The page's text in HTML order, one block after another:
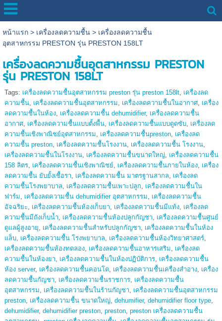
หน้าแรก> เครื่องลดความชื้น> เครื่องลดความชื้น
อุตสาหกรรม PRESTON รุ่น PRESTON 158LT
เครื่องลดความชื้นอุตสาหกรรม PRESTON
รุ่น PRESTON 158LT
Tags: เครื่องลดความชื้นอุตสาหกรรม preston รุ่น preston 158lt, เครื่องลด
ความชื้น, เครื่องลดความชื้นอุตสาหกรรม, เครื่องลดความชื้นในอากาศ, เครื่อง
ลดความชื้นในห้อง, เครื่องลดความชื้น dehumidifier, เครื่องลดความชื้น
อากาศ, เครื่องลดความชื้นแบบตั้งพื้น, เครื่องลดความชื้นแบบดูดซับ, เครื่องลด
ความชื้นเชิงพาณิชย์อุตสาหกรรม, เครื่องลดความชื้นpreston, เครื่องลด
ความชื้น preston, เครื่องลดความชื้นโรงงาน, เครื่องลดความชื้น โรงงาน,
เครื่องลดความชื้นในโรงงาน, เครื่องลดความชื้นขนาดใหญ่, เครื่องลดความชื้น
158 ลิตร, เครื่องลดความชื้นเชิงพาณิชย์, เครื่องลดความชื้นภายในห้อง, เครื่อง
ลดความชื้น ยับยั้งเชื้อรา, เครื่องลดความชื้น มาตรฐานสากล, เครื่องลด
ความชื้นโรงพยาบาล, เครื่องลดความชื้นเพาะปลูก, เครื่องลดความชื้นใน
ฟาร์ม, เครื่องลดความชื้น dehumidifier อุตสาหกรรม, เครื่องลดความชื้น
อัจฉริยะ, เครื่องลดความชื้นห้องเก็บยา, เครื่องลดความชื้นมีแท้ง, เครื่องลด
ความชื้นมีถังเก็บน้ำ, เครื่องลดความชื้นห้องปลูกกัญชา, เครื่องลดความชื้นศูนย์
ดูแลผู้สูงอายุ, เครื่องลดความชื้นสำหรับปลูกกัญชา, เครื่องลดความชื้นในห้อง
แล็บ, เครื่องลดความชื้น โรงพยาบาล, เครื่องลดความชื้นห้องวิทยาศาสตร์,
เครื่องลดความชื้นห้องทดลอง, เครื่องลดความชื้นอาหารเสริม, เครื่องลด
ความชื้นในห้องยา, เครื่องลดความชื้นในห้องปฏิบัติการ, เครื่องลดความชื้น
ห้อง server, เครื่องลดความชื้นคอนโด, เครื่องลดความชื้นเครื่องสำอาง, เครื่อง
ลดความชื้นกัญชา, เครื่องลดความชื้นราชการ, เครื่องลดความชื้น
อุตสาหกรรม, เครื่องลดความชื้นในร้านกัญชา, เครื่องลดความชื้นอุตสาหกรรม
preston, เครื่องลดความชื้น ขนาดใหญ่, dehumifier, dehumidifier floor type,
dehumidifier, dehumidifier preston, preston, preston เครื่องลดความชื้น